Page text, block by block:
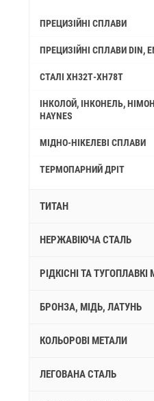
ПРЕЦИЗІЙНІ СПЛАВИ
ПРЕЦИЗІЙНІ СПЛАВИ DIN,
СТАЛІ ХН32Т-ХН78Т
ІНКОЛОЙ, ІНКОНЕЛЬ,
HAYNES
МІДНО-НІКЕЛЕВІ СПЛАВИ
ТЕРМОПАРНИЙ ДРІТ
ТИТАН
НЕРЖАВІЮЧА СТАЛЬ
РІДКІСНІ ТА ТУГОПЛАВКІ
БРОНЗА, МІДЬ, ЛАТУНЬ
КОЛЬОРОВІ МЕТАЛИ
ЛЕГОВАНА СТАЛЬ